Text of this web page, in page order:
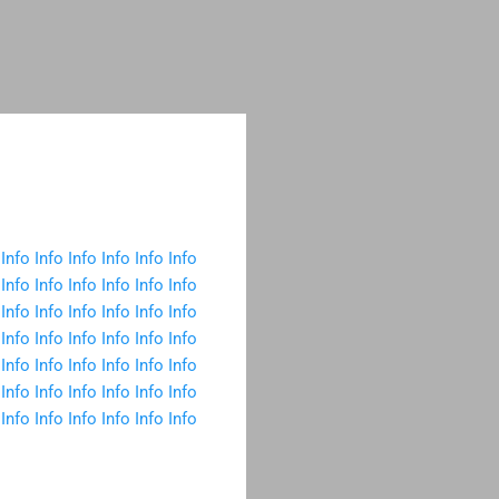
Info Info Info Info Info Info
Info Info Info Info Info Info
Info Info Info Info Info Info
Info Info Info Info Info Info
Info Info Info Info Info Info
Info Info Info Info Info Info
Info Info Info Info Info Info